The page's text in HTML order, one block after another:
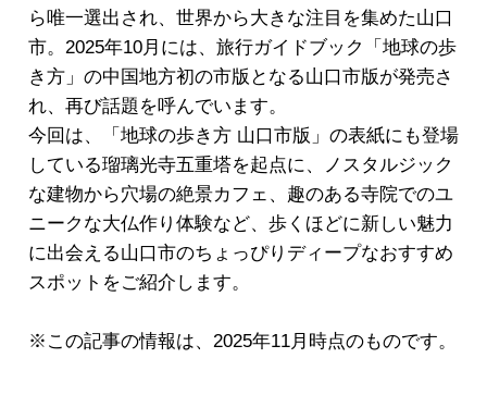
ら唯一選出され、世界から大きな注目を集めた山口
市。2025年10月には、旅行ガイドブック「地球の歩
き方」の中国地方初の市版となる山口市版が発売さ
れ、再び話題を呼んでいます。
今回は、「地球の歩き方 山口市版」の表紙にも登場
している瑠璃光寺五重塔を起点に、ノスタルジック
な建物から穴場の絶景カフェ、趣のある寺院でのユ
ニークな大仏作り体験など、歩くほどに新しい魅力
に出会える山口市のちょっぴりディープなおすすめ
スポットをご紹介します。
※この記事の情報は、2025年11月時点のものです。